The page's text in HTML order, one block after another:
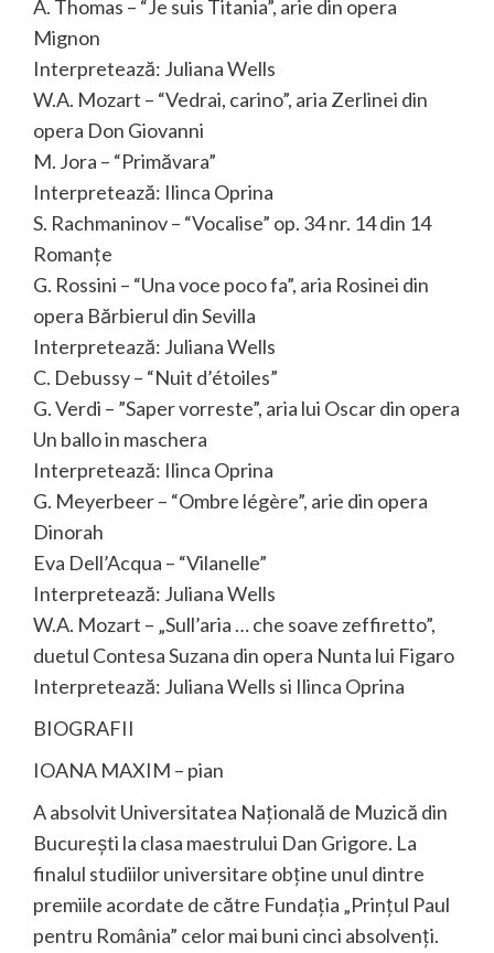
A. Thomas – “Je suis Titania”, arie din opera
Mignon
Interpretează: Juliana Wells
W.A. Mozart – “Vedrai, carino”, aria Zerlinei din
opera Don Giovanni
M. Jora – “Primăvara”
Interpretează: Ilinca Oprina
S. Rachmaninov – “Vocalise” op. 34 nr. 14 din 14
Romanţe
G. Rossini – “Una voce poco fa”, aria Rosinei din
opera Bărbierul din Sevilla
Interpretează: Juliana Wells
C. Debussy – “Nuit d’étoiles”
G. Verdi – ”Saper vorreste”, aria lui Oscar din opera
Un ballo in maschera
Interpretează: Ilinca Oprina
G. Meyerbeer – “Ombre légère”, arie din opera
Dinorah
Eva Dell’Acqua – “Vilanelle”
Interpretează: Juliana Wells
W.A. Mozart – „Sull’aria … che soave zeffiretto”,
duetul Contesa Suzana din opera Nunta lui Figaro
Interpretează: Juliana Wells si Ilinca Oprina
BIOGRAFII
IOANA MAXIM – pian
A absolvit Universitatea Națională de Muzică din
București la clasa maestrului Dan Grigore. La
finalul studiilor universitare obține unul dintre
premiile acordate de către Fundația „Prințul Paul
pentru România” celor mai buni cinci absolvenți.